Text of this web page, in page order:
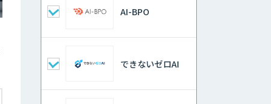
AI-BPO
できないゼロAI